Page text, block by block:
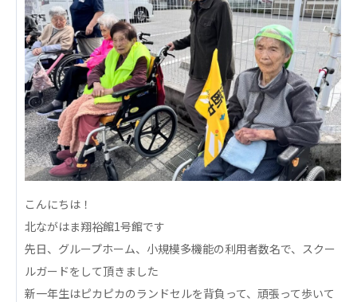
社会福祉法人 共生会
特別養護老人ホーム 共生の家
株式会社 アジアメデカ元気事業団
アジアメデカ元気事業団
株式会社 爽やかな風九州
爽やかな風九州
株式会社 七星
七星
社会福祉法人 福ふく
福ふく
株式会社 せきれい
社会福祉法人 心の会
医療（共に生きる仲間達）
こんにちは！
北ながはま翔裕館1号館です
先日、グループホーム、小規模多機能の利用者数名で、スクー
ルガードをして頂きました
新一年生はピカピカのランドセルを背負って、頑張って歩いて